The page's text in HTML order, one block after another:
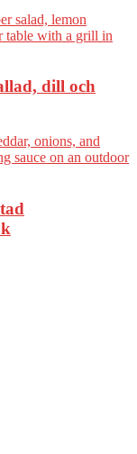
dill och